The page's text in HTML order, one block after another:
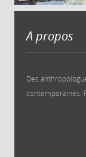
A propos
Des
contemporaines.